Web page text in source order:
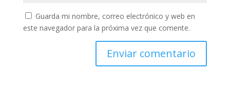
Guarda mi nombre, correo electrónico y web en
este navegador para la próxima vez que comente.